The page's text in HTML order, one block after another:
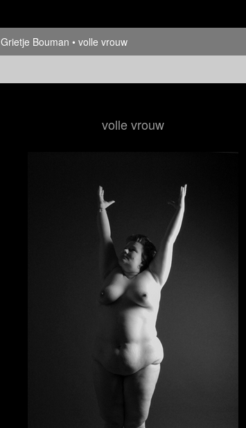
Grietje Bouman
volle vrouw
volle vrouw